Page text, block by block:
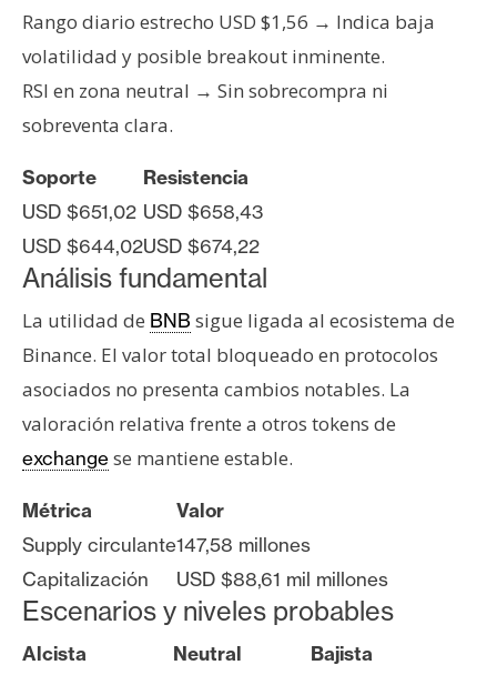
n
t
c
t
y
P
u
b
l
i
c
i
a
d
Rango diario estrecho USD $1,56 → Indica baja
volatilidad y posible breakout inminente.
RSI en zona neutral → Sin sobrecompra ni
sobreventa clara.
Soporte
Resistencia
USD $651,02 USD $658,43
USD $644,02USD $674,22
Análisis fundamental
La utilidad de BNB sigue ligada al ecosistema de
Binance. El valor total bloqueado en protocolos
asociados no presenta cambios notables. La
valoración relativa frente a otros tokens de
exchangese mantiene estable.
Métrica
Valor
Supply circulante147,58 millones
Capitalización
USD $88,61 mil millones
Escenarios y niveles probables
Alcista Neutral Bajista